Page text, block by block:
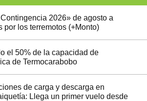
2026» de agosto a
por los terremotos (+Monto)
el 50% de la capacidad de
de Termocarabobo
de carga y descarga en
Llega un primer vuelo desde